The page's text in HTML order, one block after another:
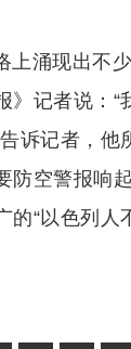
上涌现出不
》记者说：
诉记者，
防空警报响
“以色列人